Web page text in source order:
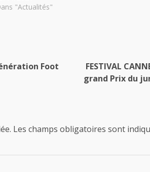
"Actualités"
Foot
FESTIVAL
grand Prix du
Les champs obligatoires sont